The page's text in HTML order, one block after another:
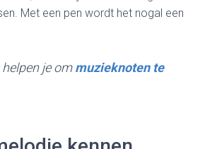
Met een pen wordt het nogal een
je ommuzieknoten te